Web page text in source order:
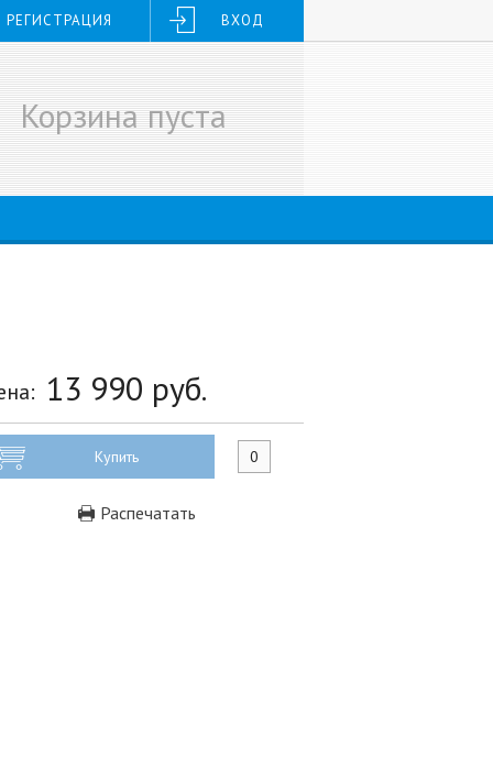
РЕГИСТРАЦИЯ ВХОД
Корзина пуста
13 990 руб.
Купить
Распечатать